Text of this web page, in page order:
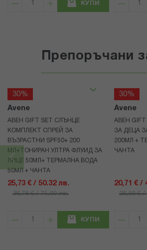
КУПИ
Препоръчани
30%
Avene
АВЕН GIFT SET СЛЪНЦЕ
КОМПЛЕКТ СПРЕЙ ЗА
ВЪЗРАСТНИ SPF50+ 200
МЛ+ТОНИРАН УЛТРА ФЛУИД ЗА
ЛИЦЕ 50МЛ+ ТЕРМАЛНА ВОДА
50МЛ + ЧАНТА
25,73 € / 50.32 лв.
36,76 € / 71.90 лв.
КУПИ
30%
Avene
АВЕН
ЗА ДЕЦА
200МЛ +
ЧАНТА
20,71 € /
29,59 € /